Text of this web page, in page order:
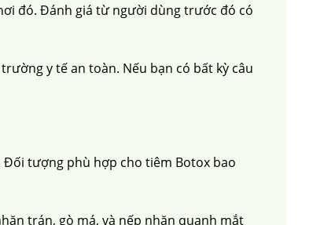
đó. Đánh giá từ người dùng trước đó có
y tế an toàn. Nếu bạn có bất kỳ câu
tượng phù hợp cho tiêm Botox bao
trán, gò má, và nếp nhăn quanh mắt